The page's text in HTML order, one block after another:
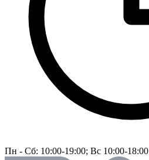
Пн - Сб: 10:00-19:00; Вс 10:00-18:00